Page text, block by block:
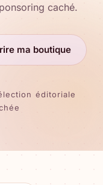
caché.
ma boutique
éditoriale